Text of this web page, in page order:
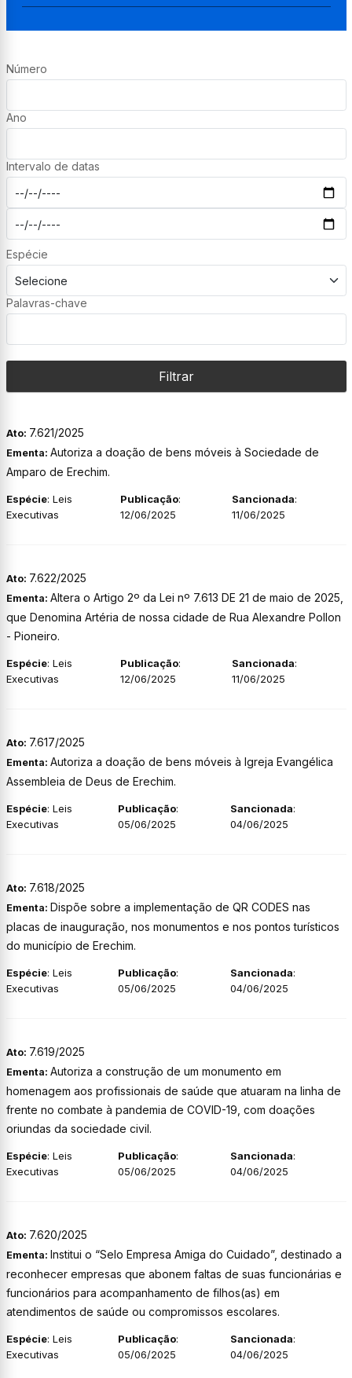
Número
Ano
Intervalo de datas
Espécie
Palavras-chave
Filtrar
Ato: 7.621/2025
Ementa: Autoriza a doação de bens móveis à Sociedade de
Amparo de Erechim.
Espécie: Leis
Executivas
Publicação:
12/06/2025
Sancionada:
11/06/2025
Ato: 7.622/2025
Ementa: Altera o Artigo 2º da Lei nº 7.613 DE 21 de maio de 2025,
que Denomina Artéria de nossa cidade de Rua Alexandre Pollon
- Pioneiro.
Espécie: Leis
Executivas
Publicação:
12/06/2025
Sancionada:
11/06/2025
Ato: 7.617/2025
Ementa: Autoriza a doação de bens móveis à Igreja Evangélica
Assembleia de Deus de Erechim.
Espécie: Leis
Executivas
Publicação:
05/06/2025
Sancionada:
04/06/2025
Ato: 7.618/2025
Ementa: Dispõe sobre a implementação de QR CODES nas
placas de inauguração, nos monumentos e nos pontos turísticos
do município de Erechim.
Espécie: Leis
Executivas
Publicação:
05/06/2025
Sancionada:
04/06/2025
Ato: 7.619/2025
Ementa: Autoriza a construção de um monumento em
homenagem aos profissionais de saúde que atuaram na linha de
frente no combate à pandemia de COVID-19, com doações
oriundas da sociedade civil.
Espécie: Leis
Executivas
Publicação:
05/06/2025
Sancionada:
04/06/2025
Ato: 7.620/2025
Ementa: Institui o “Selo Empresa Amiga do Cuidado”, destinado a
reconhecer empresas que abonem faltas de suas funcionárias e
funcionários para acompanhamento de filhos(as) em
atendimentos de saúde ou compromissos escolares.
Espécie: Leis
Executivas
Publicação:
05/06/2025
Sancionada:
04/06/2025